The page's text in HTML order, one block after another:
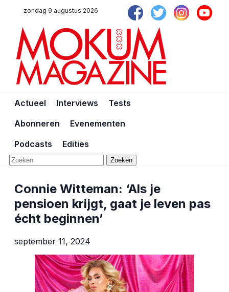
zondag 9 augustus 2026
Actueel Interviews
Tests
Abonneren
Evenementen
Podcasts
Edities
Zoeken
Connie Witteman: ‘Als je
pensioen krijgt, gaat je leven pas
écht beginnen’
september 11, 2024